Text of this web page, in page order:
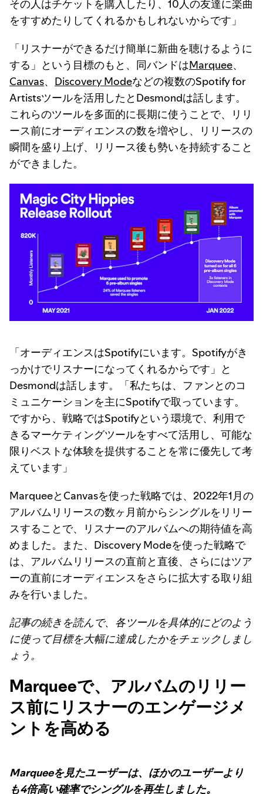
その人はチケットを購入したり、10人の友達に楽曲
をすすめたりしてくれるかもしれないからです」
「リスナーができるだけ簡単に新曲を聴けるように
する」という目標のもと、同バンドはMarquee、
Canvas、 Discovery Modeなどの複数のSpotify for
Artistsツールを活用したとDesmondは話します。
これらのツールを多面的に長期に使うことで、リリ
ース前にオーディエンスの数を増やし、リリースの
瞬間を盛り上げ、リリース後も勢いを持続すること
ができました。
「オーディエンスはSpotifyにいます。Spotifyがき
っかけでリスナーになってくれるからです」と
Desmondは話します。「私たちは、ファンとのコ
ミュニケーションを主にSpotifyで取っています。
ですから、戦略ではSpotifyという環境で、利用で
きるマーケティングツールをすべて活用し、可能な
限りベストな体験を提供することを常に優先して考
えています」
MarqueeとCanvasを使った戦略では、2022年1月の
アルバムリリースの数ヶ月前からシングルをリリー
スすることで、リスナーのアルバムへの期待値を高
めました。また、Discovery Modeを使った戦略で
は、アルバムリリースの直前と直後、さらにはツア
ーの直前にオーディエンスをさらに拡大する取り組
みを行いました。
記事の続きを読んで、各ツールを具体的にどのよう
に使って目標を大幅に達成したかをチェックしまし
ょう。
Marqueeで、アルバムのリリー
ス前にリスナーのエンゲージメ
ントを高める
Marqueeを見たユーザーは、ほかのユーザーより
も4倍高い確率でシングルを再生しました。